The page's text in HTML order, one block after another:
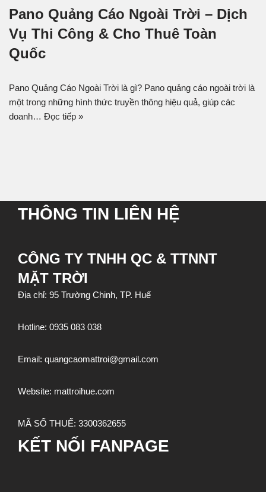
Pano Quảng Cáo Ngoài Trời – Dịch
Vụ Thi Công & Cho Thuê Toàn
Quốc
Pano Quảng Cáo Ngoài Trời là gì? Pano quảng cáo ngoài trời là
một trong những hình thức truyền thông hiệu quả, giúp các
doanh… Đọc tiếp »
THÔNG TIN LIÊN HỆ
CÔNG TY TNHH QC & TTNNT
MẶT TRỜI
Địa chỉ: 95 Trường Chinh, TP. Huế
Hotline: 0935 083 038
Email: quangcaomattroi@gmail.com
Website: mattroihue.com
MÃ SỐ THUẾ: 3300362655
KẾT NỐI FANPAGE